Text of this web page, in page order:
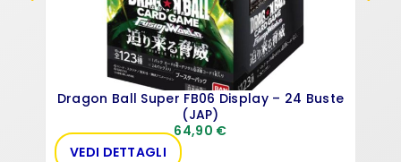
Dragon Ball Super FB06 Display – 24 Buste
(JAP)
64,90 €
VEDI DETTAGLI